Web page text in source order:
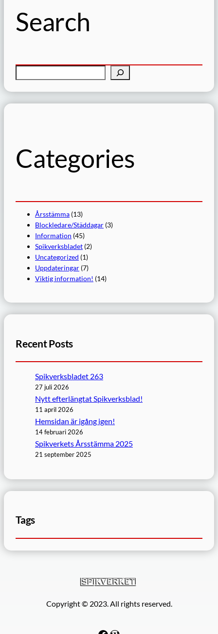
Search
ö
Categories
Årsstämma (13)
Blockledare/Städdagar (3)
Information (45)
Spikverksbladet (2)
Uncategorized (1)
Uppdateringar (7)
Viktig information! (14)
Recent Posts
Spikverksbladet 263
27 juli 2026
Nytt efterlängtat Spikverksblad!
11 april 2026
Hemsidan är igång igen!
14 februari 2026
Spikverkets Årsstämma 2025
21 september 2025
Tags
Copyright © 2023. All rights reserved.